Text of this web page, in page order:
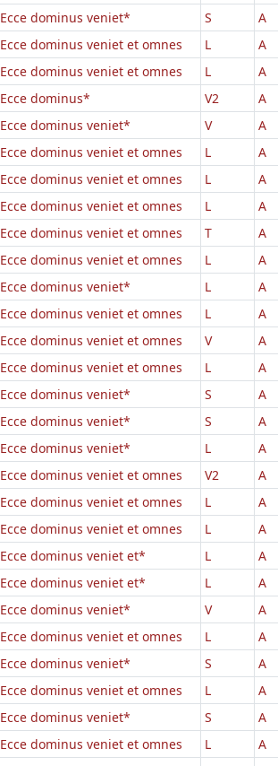
Ecce dominus veniet* S A
Ecce dominus veniet et omnes L A
Ecce dominus veniet et omnes L A
Ecce dominus* V2 A
Ecce dominus veniet* V A
Ecce dominus veniet et omnes L A
Ecce dominus veniet et omnes L A
Ecce dominus veniet et omnes L A
Ecce dominus veniet et omnes T A
Ecce dominus veniet et omnes L A
Ecce dominus veniet* L A
Ecce dominus veniet et omnes L A
Ecce dominus veniet et omnes V A
Ecce dominus veniet et omnes L A
Ecce dominus veniet* S A
Ecce dominus veniet* S A
Ecce dominus veniet* L A
Ecce dominus veniet et omnes V2 A
Ecce dominus veniet et omnes L A
Ecce dominus veniet et omnes L A
Ecce dominus veniet et* L A
Ecce dominus veniet et* L A
Ecce dominus veniet* V A
Ecce dominus veniet et omnes L A
Ecce dominus veniet* S A
Ecce dominus veniet et omnes L A
Ecce dominus veniet* S A
Ecce dominus veniet et omnes L A